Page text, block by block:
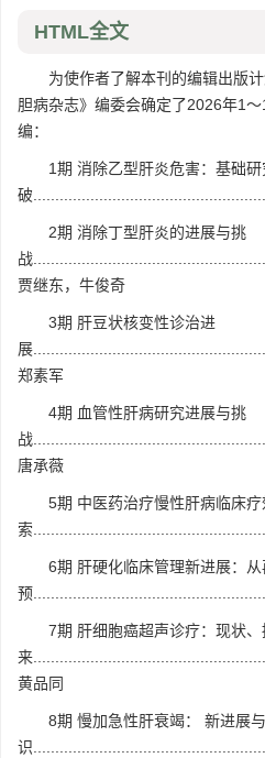
HTML全文
为使作者了解本刊的编辑出版
胆病杂志》编委会确定了2026年1
编：
1期 消除乙型肝炎危害：基础
破
2期 消除丁型肝炎的进展与挑
战
贾继东，牛俊奇
3期 肝豆状核变性诊治进
展
郑素军
4期 血管性肝病研究进展与挑
战
唐承薇
5期 中医药治疗慢性肝病临床
索
6期 肝硬化临床管理新进展：
预
7期 肝细胞癌超声诊疗：现状
来
黄品同
8期 慢加急性肝衰竭： 新进展
识